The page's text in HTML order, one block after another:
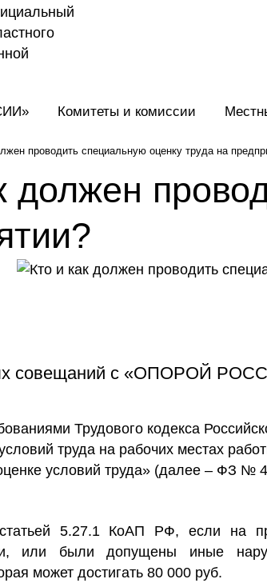
Комитеты и комиссии
проводить специальную оценку труда на
должен
совещаний с «ОПОРОЙ
Трудового кодекса
труда на рабочих местах
условий труда» (далее – ФЗ №
статьей 5.27.1 КоАП РФ, если на
или были допущены иные
может достигать 80 000 руб.